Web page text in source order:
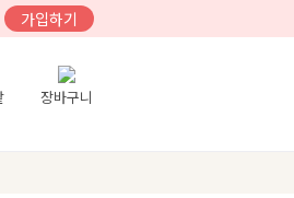
가입하기
장바구니